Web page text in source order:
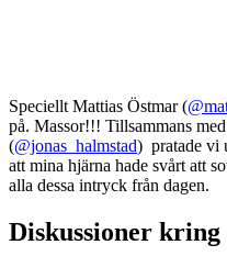
Speciellt Mattias Östmar (
på. Massor!!! Tillsammans
(@jonas_halmstad) pratade vi
att mina hjärna hade svårt att
alla dessa intryck från dagen.
Diskussioner kring